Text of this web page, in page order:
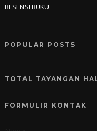
RESENSI BUKU
POPULAR POSTS
TOTAL TAYANGAN
FORMULIR KONTAK